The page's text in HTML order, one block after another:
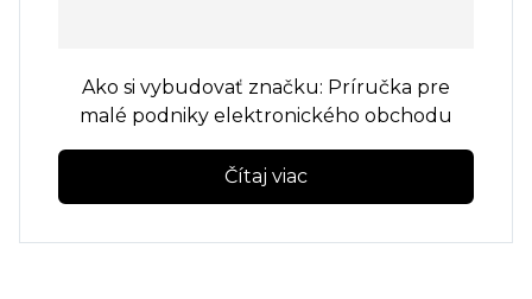
Ako si vybudovať značku: Príručka pre
malé podniky elektronického obchodu
Čítaj viac